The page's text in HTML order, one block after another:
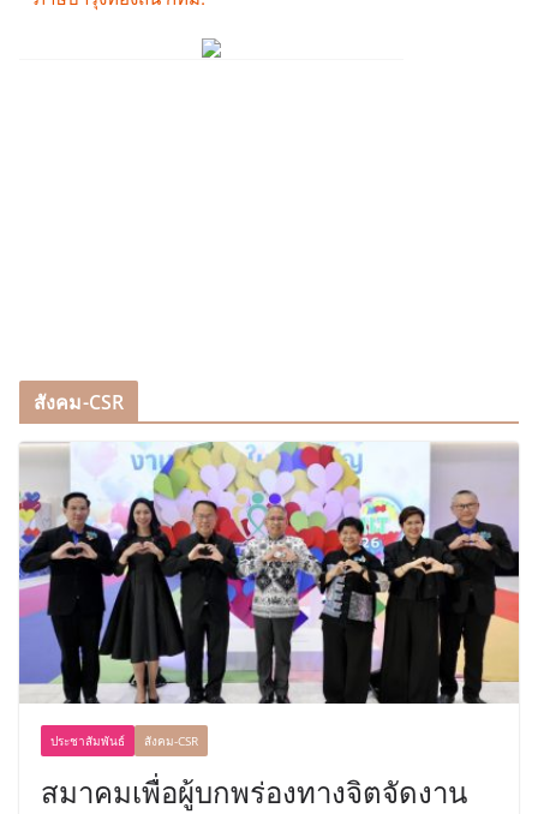
สังคม-CSR
ประชาสัมพันธ์ สังคม-CSR
สมาคมเพื่อผู้บกพร่องทางจิตจัดงาน